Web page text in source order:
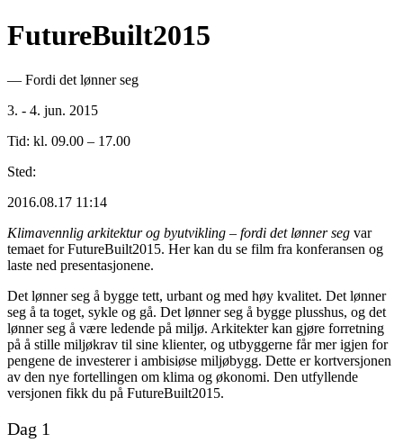
FutureBuilt2015
— Fordi det lønner seg
3. - 4. jun. 2015
Tid: kl. 09.00 – 17.00
Sted:
2016.08.17 11:14
Klimavennlig arkitektur og byutvikling – fordi det lønner seg var
temaet for FutureBuilt2015. Her kan du se film fra konferansen og
laste ned presentasjonene.
Det lønner seg å bygge tett, urbant og med høy kvalitet. Det lønner
seg å ta toget, sykle og gå. Det lønner seg å bygge plusshus, og det
lønner seg å være ledende på miljø. Arkitekter kan gjøre forretning
på å stille miljøkrav til sine klienter, og utbyggerne får mer igjen for
pengene de investerer i ambisiøse miljøbygg. Dette er kortversjonen
av den nye fortellingen om klima og økonomi. Den utfyllende
versjonen fikk du på FutureBuilt2015.
Dag 1